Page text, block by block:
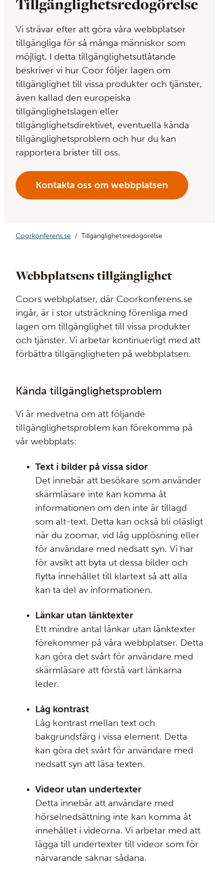
Tillgänglighetsredogörelse
Vi strävar efter att göra våra webbplatser
tillgängliga för så många människor som
möjligt. I detta tillgänglighetsutlåtande
beskriver vi hur Coor följer lagen om
tillgänglighet till vissa produkter och tjänster,
även kallad den europeiska
tillgänglighetslagen eller
tillgänglighetsdirektivet, eventuella kända
tillgänglighetsproblem och hur du kan
rapportera brister till oss.
Kontakta oss om webbplatsen
Coorkonferens.se Tillgänglighetsredogörelse
Webbplatsens tillgänglighet
Coors webbplatser, där Coorkonferens.se
ingår, är i stor utsträckning förenliga med
lagen om tillgänglighet till vissa produkter
och tjänster. Vi arbetar kontinuerligt med att
förbättra tillgängligheten på webbplatsen.
Kända tillgänglighetsproblem
Vi är medvetna om att följande
tillgänglighetsproblem kan förekomma på
vår webbplats:
Text i bilder på vissa sidor
Det innebär att besökare som använder
skärmläsare inte kan komma åt
informationen om den inte är tillagd
som alt-text. Detta kan också bli oläsligt
när du zoomar, vid låg upplösning eller
för användare med nedsatt syn. Vi har
för avsikt att byta ut dessa bilder och
flytta innehållet till klartext så att alla
kan ta del av informationen.
Länkar utan länktexter
Ett mindre antal länkar utan länktexter
förekommer på våra webbplatser. Detta
kan göra det svårt för användare med
skärmläsare att förstå vart länkarna
leder.
Låg kontrast
Låg kontrast mellan text och
bakgrundsfärg i vissa element. Detta
kan göra det svårt för användare med
nedsatt syn att läsa texten.
Videor utan undertexter
Detta innebär att användare med
hörselnedsättning inte kan komma åt
innehållet i videorna. Vi arbetar med att
lägga till undertexter till videor som för
närvarande saknar sådana.